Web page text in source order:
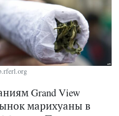
Grand View
марихуаны в